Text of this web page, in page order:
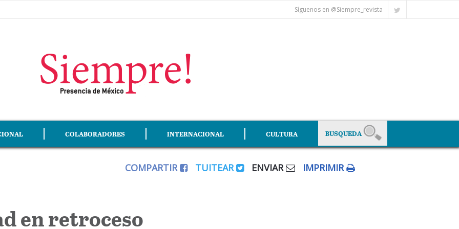
Síguenos en @Siempre_revista
COLABORADORES INTERNACIONAL CULTURA
COMPARTIR TUITEAR ENVIAR IMPRIMIR
en retroceso